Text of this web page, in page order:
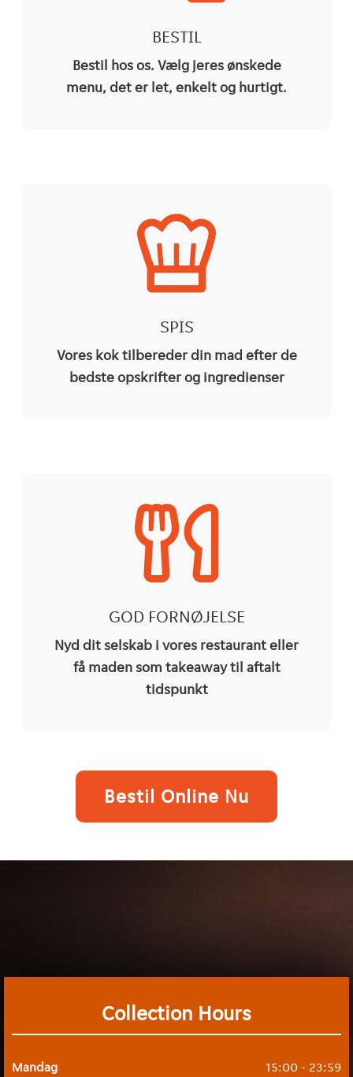
BESTIL
Bestil hos os. Vælg jeres ønskede
menu, det er let, enkelt og hurtigt.
SPIS
Vores kok tilbereder din mad efter de
bedste opskrifter og ingredienser
GOD FORNØJELSE
Nyd dit selskab i vores restaurant eller
få maden som takeaway til aftalt
tidspunkt
Bestil Online Nu
Collection Hours
Mandag 15:00 - 23:59